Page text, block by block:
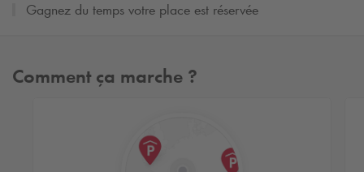
Gagnez du temps votre place est réservée
Comment ça marche ?